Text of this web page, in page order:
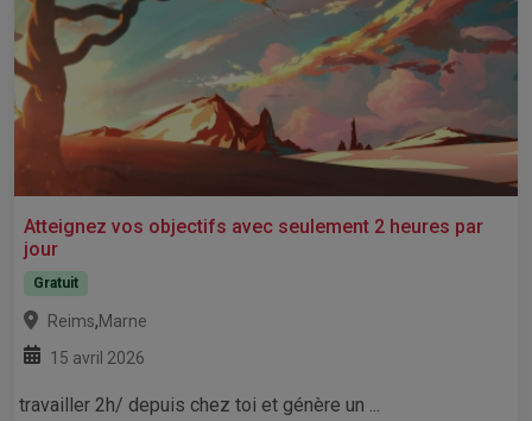
Atteignez vos objectifs avec seulement 2 heures par
jour
Gratuit
Reims,Marne
15 avril 2026
travailler 2h/ depuis chez toi et génère un ...